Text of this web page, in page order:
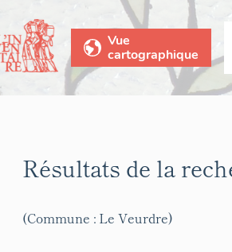
Vue
cartographique
Résultats de la
(Commune : Le Veurdre)